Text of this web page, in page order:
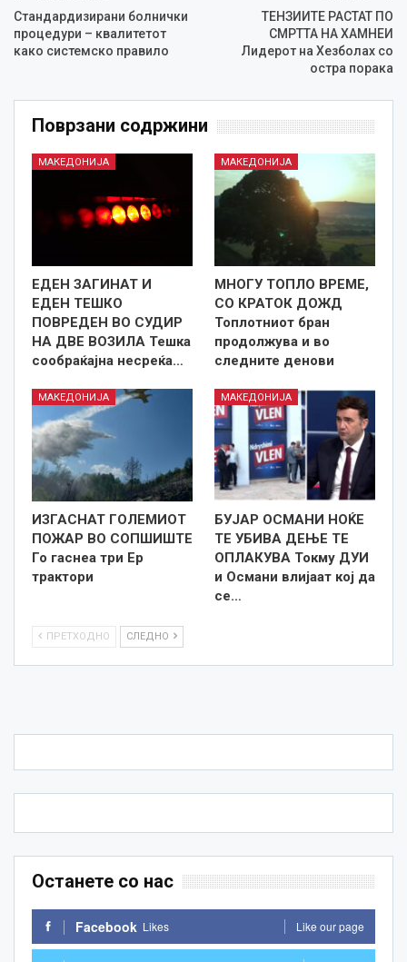
Стандардизирани болнички
процедури – квалитетот
како системско правило
ТЕНЗИИТЕ РАСТАТ ПО
СМРТТА НА ХАМНЕИ
Лидерот на Хезболах со
остра порака
Поврзани содржини
МАКЕДОНИЈА
ЕДЕН ЗАГИНАТ И
ЕДЕН ТЕШКО
ПОВРЕДЕН ВО СУДИР
НА ДВЕ ВОЗИЛА Тешка
сообраќајна несреќа…
МАКЕДОНИЈА
МНОГУ ТОПЛО ВРЕМЕ,
СО КРАТОК ДОЖД
Топлотниот бран
продолжува и во
следните денови
МАКЕДОНИЈА
ИЗГАСНАТ ГОЛЕМИОТ
ПОЖАР ВО СОПШИШТЕ
Го гаснеа три Ер
трактори
МАКЕДОНИЈА
БУЈАР ОСМАНИ НОЌЕ
ТЕ УБИВА ДЕЊЕ ТЕ
ОПЛАКУВА Токму ДУИ
и Османи влијаат кој да
се…
ПРЕТХОДНО СЛЕДНО
Останете со нас
Facebook Likes Like our page